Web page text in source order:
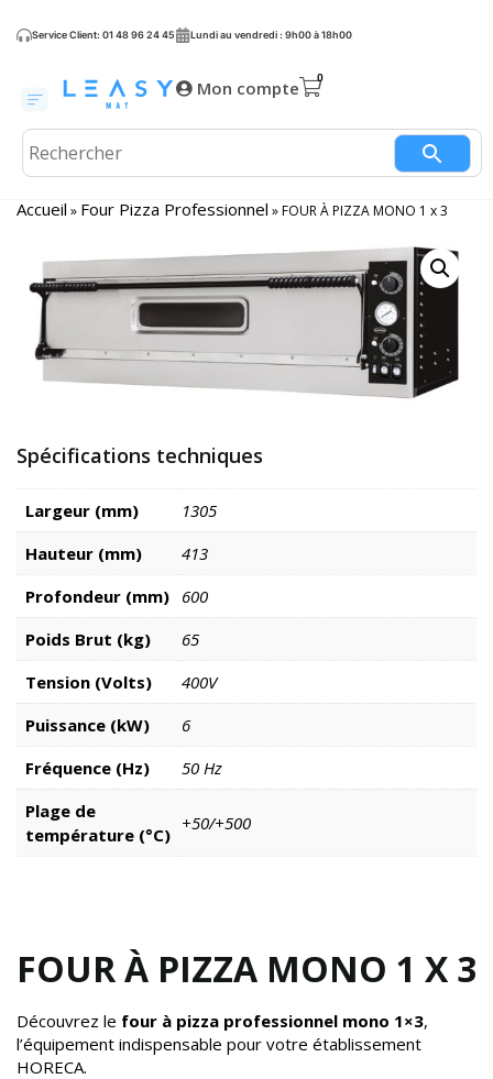
Service Client: 01 48 96 24 45 Lundi au vendredi : 9h00 à 18h00
Mon compte
Accueil » Four Pizza Professionnel »FOUR À PIZZA MONO 1 x 3
Spécifications techniques
Largeur (mm)
1305
Hauteur (mm)
413
Profondeur (mm) 600
Poids Brut (kg)
65
Tension (Volts)
400V
Puissance (kW)
6
Fréquence (Hz)
50 Hz
Plage de
température (°C)
+50/+500
FOUR À PIZZA MONO 1 X 3
Découvrez le four à pizza professionnel mono 1×3,
l’équipement indispensable pour votre établissement
HORECA.